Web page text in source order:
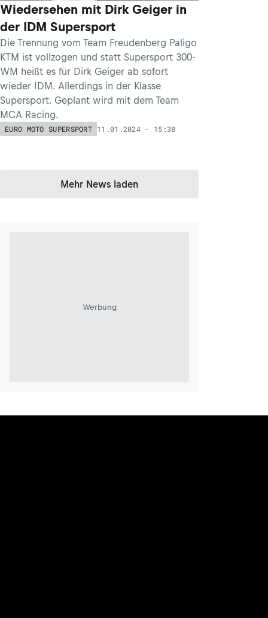
Wiedersehen mit Dirk Geiger in
der IDM Supersport
Die Trennung vom Team Freudenberg Paligo
KTM ist vollzogen und statt Supersport 300-
WM heißt es für Dirk Geiger ab sofort
wieder IDM. Allerdings in der Klasse
Supersport. Geplant wird mit dem Team
MCA Racing.
EURO MOTO SUPERSPORT 11.01.2024 - 15:38
Mehr News laden
Werbung